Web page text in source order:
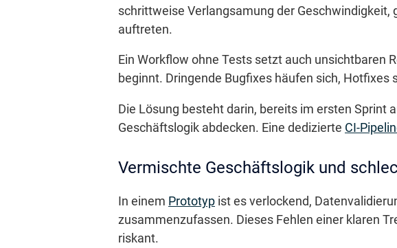
schrittweise Verlangsamung der
auftreten.
Ein Workflow ohne Tests setzt auch unsichtbaren
beginnt. Dringende Bugfixes häufen sich,
Die Lösung besteht darin, bereits im ersten Sprint
Geschäftslogik abdecken. Eine dedizierte CI-
Vermischte Geschäftslogik und
In einem Prototyp ist es verlockend,
zusammenzufassen. Dieses Fehlen einer klaren
riskant.